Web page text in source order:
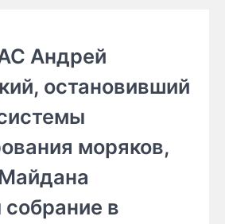
Андрей
остановивший
моряков,
в